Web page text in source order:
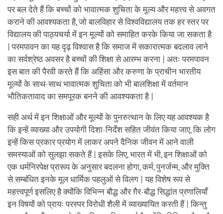
पर बल देते हैं कि बच्चों को भावात्मक शुचिता के मूल्य और महत्त्व से अवगत
कराने की आवश्यकता है, जो बालविहार से विश्वविद्यालय तक हर स्तर पर
विद्यालय की पाठ्यचर्या में इन मूल्यों को समाहित करके किया जा सकता है
| परमपावन का यह दृढ़ विश्वास है कि समाज में सकारात्मक बदलाव लाने
का सर्वश्रेष्ठ अवसर है बच्चों की शिक्षा से आरम्भ करना | अतः परमपावन
इस बात की पैरवी करते हैं कि अहिंसा और करुणा के प्राचीन भारतीय
मूल्यों के साथ-साथ भावात्मक शुचिता को भी बालशिक्षा में वर्तमान
भौतिकतावाद का समपूरक बनने की आवश्यकता है |
सही अर्थ में इन शिक्षाओं और मूल्यों के पुनरुत्थान के लिए यह आवश्यक है
कि इन्हें व्याख्या और उपयोगी दिशा-निर्देश सहित जीवंत किया जाए, कि लोग
इन्हें किस प्रकार प्रयोग में लाकर अपने दैनिक जीवन में आने वाली
समस्याओं को सुलझा सकते हैं | इसके लिए, भारत में भी, इन शिक्षाओं को
एक धर्मनिरपेक्ष प्रारूप के अनुसार बदलना होगा, कर्म, पुनर्जन्म, और मुक्ति
से सम्बंधित इनके मूल धार्मिक पहलुओं से विलग | यह विशेष रूप से
महत्त्वपूर्ण इसलिए है क्योंकि विभिन्न बौद्ध और ग़ैर-बौद्ध सिद्धांत प्रणालियाँ
इन विषयों को प्रायः परस्पर विरोधी शैली में व्याख्यायित करती हैं | किन्तु